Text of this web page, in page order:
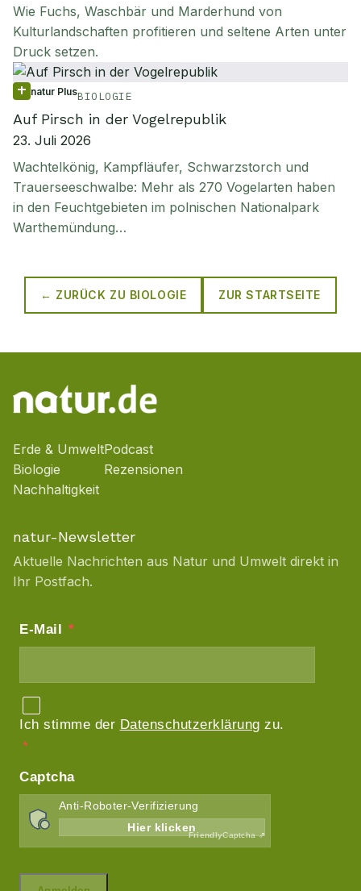
Wie Fuchs, Waschbär und Marderhund von
Kulturlandschaften profitieren und seltene Arten unter
Druck setzen.
natur PlusBIOLOGIE
Auf Pirsch in der Vogelrepublik
23. Juli 2026
Wachtelkönig, Kampfläufer, Schwarzstorch und
Trauerseeschwalbe: Mehr als 270 Vogelarten haben
in den Feuchtgebieten im polnischen Nationalpark
Warthemündung…
← ZURÜCK ZU BIOLOGIE ZUR STARTSEITE
Erde & Umwelt
Biologie
Nachhaltigkeit
Podcast
Rezensionen
natur-Newsletter
Aktuelle Nachrichten aus Natur und Umwelt direkt in
Ihr Postfach.